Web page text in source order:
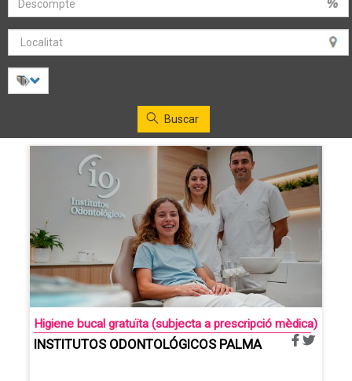
Buscar
Higiene bucal gratuïta (subjecta a prescripció mèdica)
INSTITUTOS ODONTOLÓGICOS PALMA